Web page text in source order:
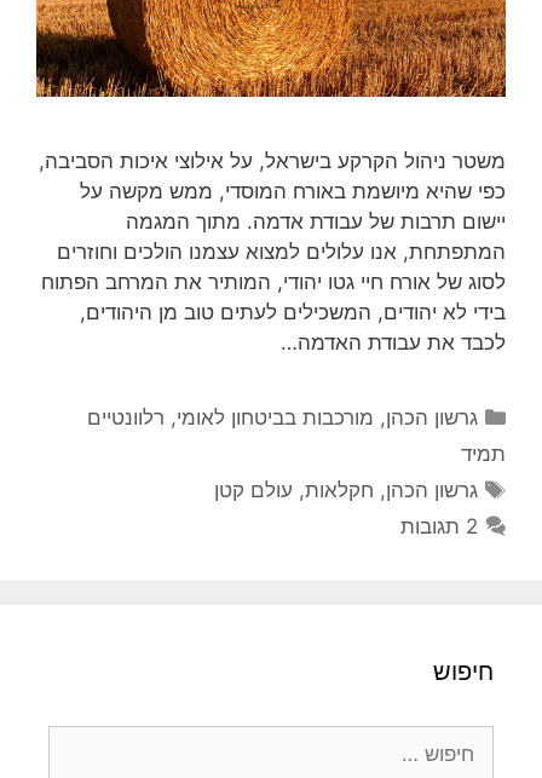
משטר ניהול הקרקע בישראל, על אילוצי איכות הסביבה,
כפי שהיא מיושמת באורח המוסדי, ממש מקשה על
יישום תרבות של עבודת אדמה. מתוך המגמה
המתפתחת, אנו עלולים למצוא עצמנו הולכים וחוזרים
לסוג של אורח חיי גטו יהודי, המותיר את המרחב הפתוח
בידי לא יהודים, המשכילים לעתים טוב מן היהודים,
לכבד את עבודת האדמה…
קטגוריות
גרשון הכהן, מורכבות בביטחון לאומי, רלוונטיים
תמיד
תגיות
גרשון הכהן, חקלאות, עולם קטן
2 תגובות
חיפוש